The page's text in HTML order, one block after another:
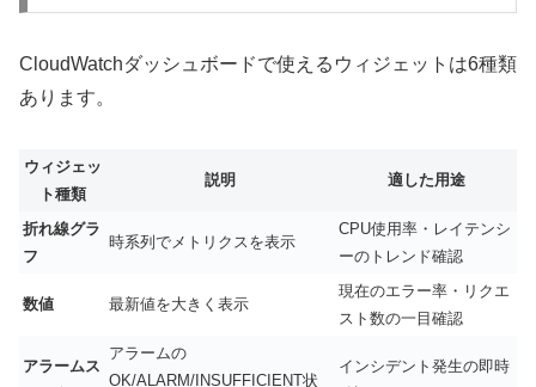
CloudWatchダッシュボードで使えるウィジェットは6種類
あります。
ウィジェッ
ト種類
説明 適した用途
折れ線グラ
フ
時系列でメトリクスを表示
CPU使用率・レイテンシ
ーのトレンド確認
数値 最新値を大きく表示
現在のエラー率・リクエ
スト数の一目確認
アラームス
アラームの
OK/ALARM/INSUFFICIENT状
インシデント発生の即時